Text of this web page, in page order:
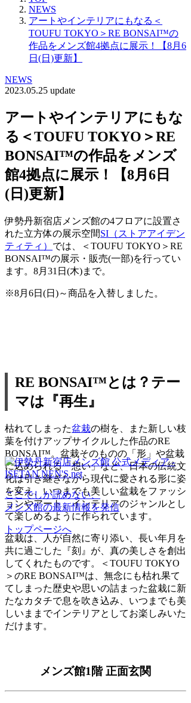
NEWS
アートやインテリアにもなる＜
TOUFU TOKYO＞RE BONSAI™️の
作品をメンズ館4拠点に展示！【8月6
日(日)更新】
NEWS
2023.05.25 update
アートやインテリアにもな
る＜TOUFU TOKYO＞RE
BONSAI™️の作品をメンズ
館4拠点に展示！【8月6日
(日)更新】
伊勢丹新宿店メンズ館の4フロアに設置さ
れた立方体の展示空間SI（ストアアイデン
ティティ） では、＜TOUFU TOKYO＞RE
BONSAI™️の展示・販売(一部)を行ってい
ます。8月31日(木)まで。
※8月6日(日)～商品を入替しました。
RE BONSAI™️とは？テー
マは『再生』
枯れてしまった盆栽の樹を、また新しい枝
葉を付けアップサイクルした作品のRE
BONSAI™️。盆栽そのものの「形」や盆栽
に込められる「想い」など、日本の伝統文
化は引き継ぎながら現代に愛される形に姿
を変え、いつまでも美しい盆栽をファッシ
ョンやアート、インテリアのジャンルとし
て楽しめるように作られています。
盆栽は、人が自然に寄り添い、長い年月を
共に過ごした『刻』が、真の美しさを創出
してくれたものです。＜TOUFU TOKYO
＞のRE BONSAI™️は、無念にも枯れ果て
てしまった歴史や思いの詰まった盆栽に新
たなカタチで息を吹き込み、いつまでも美
しいままでインテリアとしてお楽しみいた
だけます。
メンズ館1階 正面玄関
ここでしか読めない、
メンズ館の最新情報を発信
トップページへ